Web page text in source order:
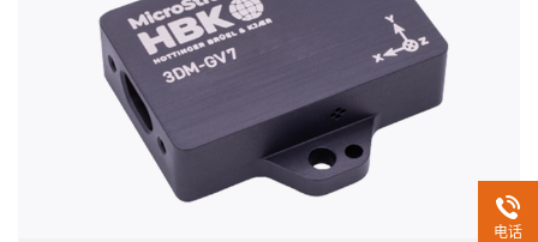
美国HBK（原Lord）MicroStrain 3DM-CV7-AHRS战术级
OEM IMU/AHRS传感器， 是一款惯性测量单元 (IMU)和姿
态航向参考系统(AHRS) ，是迄今为止最小、最轻的OEM封
装并提供战术级性能。每个3DM-CV7-AHRS传感器均经过
单独校准，可在各种操作条件下实现最佳性能。
电话